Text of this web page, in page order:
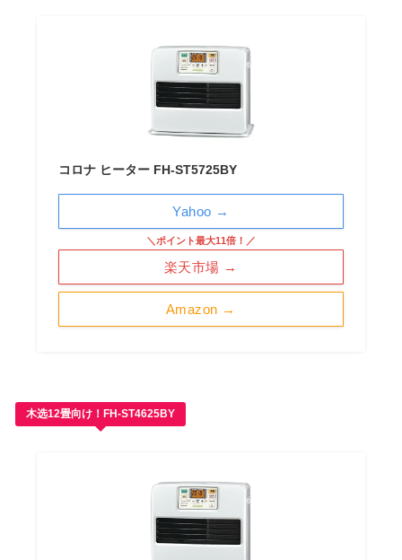
コロナ ヒーター FH-ST5725BY
Amazon →
＼ポイント最大11倍！／
楽天市場 →
Yahoo →
木选12畳向け！FH-ST4625BY